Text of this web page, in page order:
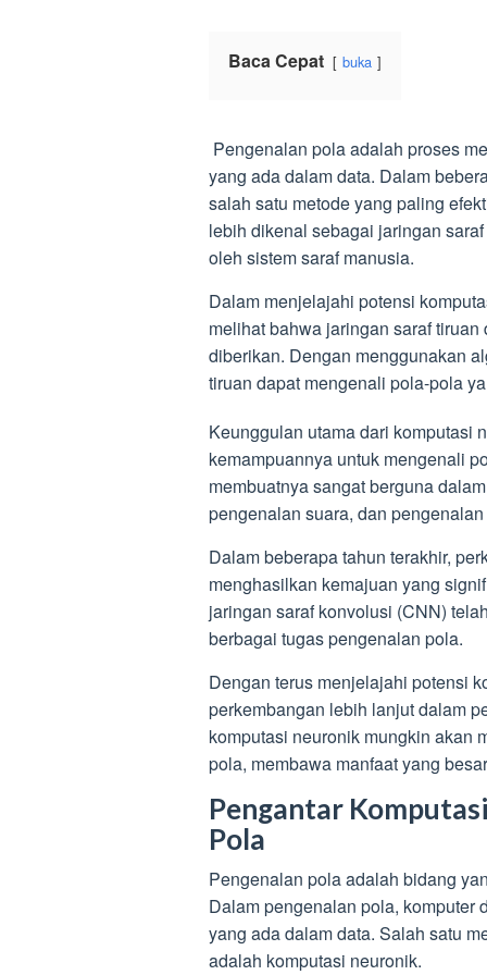
Baca Cepat buka
Pengenalan pola adalah proses
yang ada dalam data. Dalam
salah satu metode yang paling
lebih dikenal sebagai jaringan
oleh sistem saraf manusia.
Dalam menjelajahi potensi
melihat bahwa jaringan saraf
diberikan. Dengan menggunakan
tiruan dapat mengenali pola-pola
Keunggulan utama dari komputasi
kemampuannya untuk mengenali
membuatnya sangat berguna
pengenalan suara, dan
Dalam beberapa tahun terakhir,
menghasilkan kemajuan yang
jaringan saraf konvolusi (CNN)
berbagai tugas pengenalan pola.
Dengan terus menjelajahi potensi
perkembangan lebih lanjut dalam
komputasi neuronik mungkin akan
pola, membawa manfaat yang
Pengantar
Pola
Pengenalan pola adalah bidang
Dalam pengenalan pola, komputer
yang ada dalam data. Salah satu
adalah komputasi neuronik.